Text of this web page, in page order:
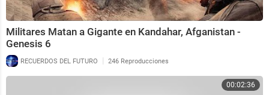
Militares Matan a Gigante en Kandahar, Afganistan -
Genesis 6
RECUERDOS DEL FUTURO | 246 Reproducciones
00:02:36